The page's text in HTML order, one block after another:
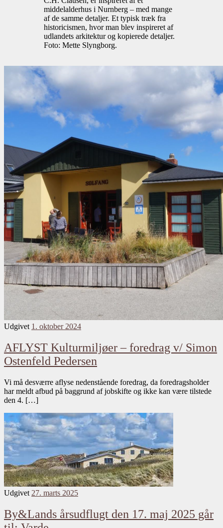
middelalderhus i Nurnberg – med mange
af de samme detaljer. Et typisk træk fra
historicismen, hvor man blev inspireret af
udlandets arkitektur og kopierede detaljer.
Foto: Mette Slyngborg.
Udgivet 1. oktober 2024
AFLYST Kulturmiljøer – foredrag v/ Simon
Ostenfeld Pedersen
Vi må desværre aflyse nedenstående foredrag, da foredragsholder
har meldt afbud på baggrund af jobskifte og ikke kan være tilstede
den 4. […]
Udgivet 27. marts 2025
By&Lands årsudflugt den 17. maj 2025 går